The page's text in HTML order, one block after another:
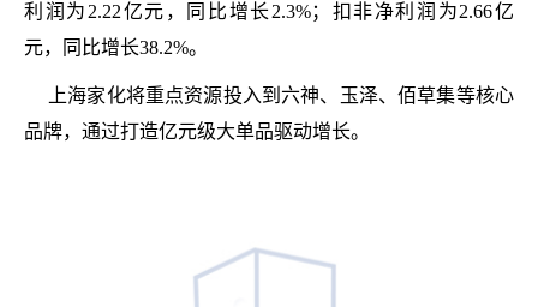
利润为2.22亿元，同比增长2.3%；扣非净利润为2.66亿
元，同比增长38.2%。
上海家化将重点资源投入到六神、玉泽、佰草集等核心
品牌，通过打造亿元级大单品驱动增长。